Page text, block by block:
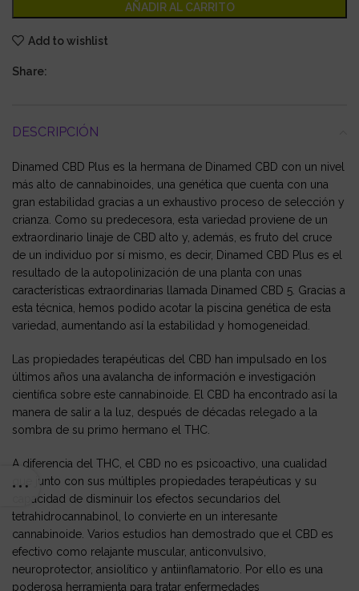
AÑADIR AL CARRITO
Add to wishlist
Share:
DESCRIPCIÓN
Dinamed CBD Plus es la hermana de Dinamed CBD con un nivel
más alto de cannabinoides, una genética que cuenta con una
gran estabilidad gracias a un exhaustivo proceso de selección y
crianza. Como su predecesora, esta variedad proviene de un
extraordinario linaje de CBD alto y, además, es fruto del cruce
de un individuo por sí mismo, es decir, Dinamed CBD Plus es el
resultado de la autopolinización de una planta con unas
características extraordinarias llamada Dinamed CBD 5. Gracias a
esta técnica, hemos podido acotar la piscina genética de esta
variedad, aumentando así la estabilidad y homogeneidad.
Las propiedades terapéuticas del CBD han impulsado en los
últimos años una avalancha de información e investigación
científica sobre este cannabinoide. El CBD ha encontrado así la
manera de salir a la luz, después de décadas relegado a la
sombra de su primo hermano el THC.
A diferencia del THC, el CBD no es psicoactivo, una cualidad
que junto con sus múltiples propiedades terapéuticas y su
capacidad de disminuir los efectos secundarios del
tetrahidrocannabinol, lo convierte en un interesante
cannabinoide. Varios estudios han demostrado que el CBD es
efectivo como relajante muscular, anticonvulsivo,
neuroprotector, ansiolítico y antiinflamatorio. Por ello es una
poderosa herramienta para tratar enfermedades